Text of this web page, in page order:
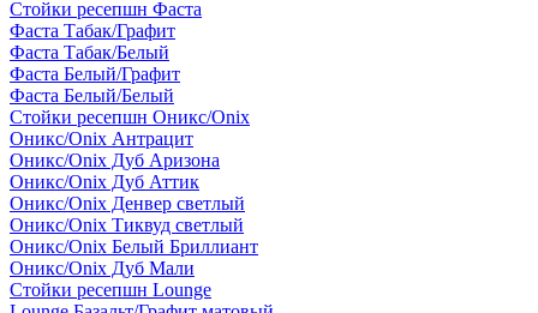
Стойки ресепшн Фаста
Фаста Табак/Графит
Фаста Табак/Белый
Фаста Белый/Графит
Фаста Белый/Белый
Стойки ресепшн Оникс/Onix
Оникс/Onix Антрацит
Оникс/Onix Дуб Аризона
Оникс/Onix Дуб Аттик
Оникс/Onix Денвер светлый
Оникс/Onix Тиквуд светлый
Оникс/Onix Белый Бриллиант
Оникс/Onix Дуб Мали
Стойки ресепшн Lounge